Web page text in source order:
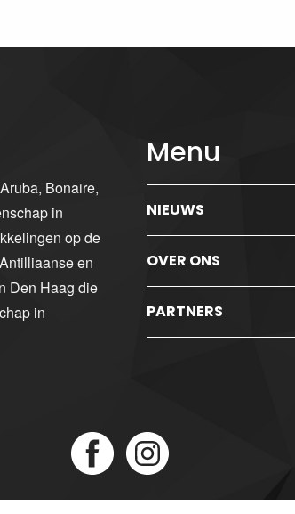
Bonaire,
in
op de
en
Den Haag die
in
Menu
NIEUWS
OVER ONS
PARTNERS